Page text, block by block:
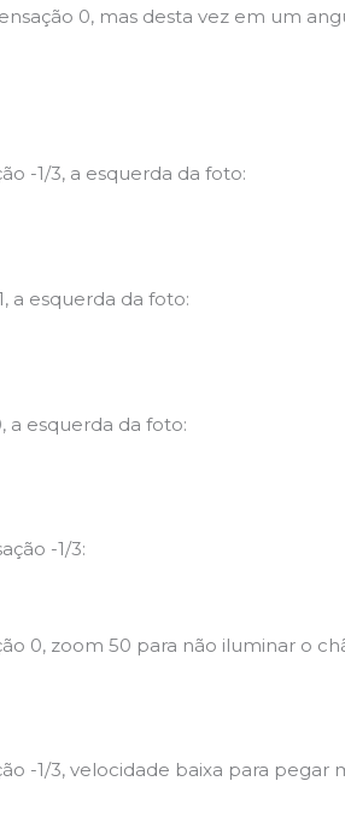
0, mas desta vez em um
-1/3, a esquerda da foto:
a esquerda da foto:
a esquerda da foto:
-1/3:
0, zoom 50 para não iluminar o
-1/3, velocidade baixa para